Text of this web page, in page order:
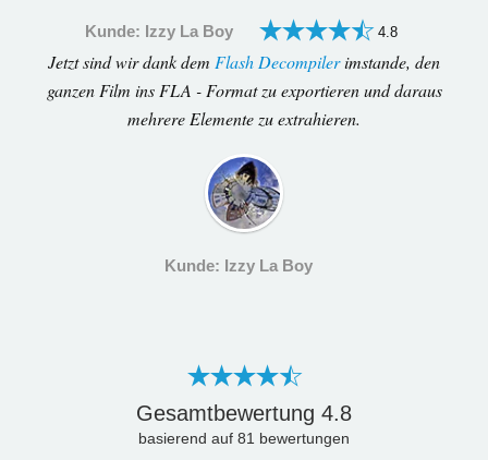
Kunde: Izzy La Boy 4.8
Jetzt sind wir dank dem Flash Decompilerimstande, den
ganzen Film ins FLA - Format zu exportieren und daraus
mehrere Elemente zu extrahieren.
Kunde: Izzy La Boy
Gesamtbewertung 4.8
basierend auf 81 bewertungen